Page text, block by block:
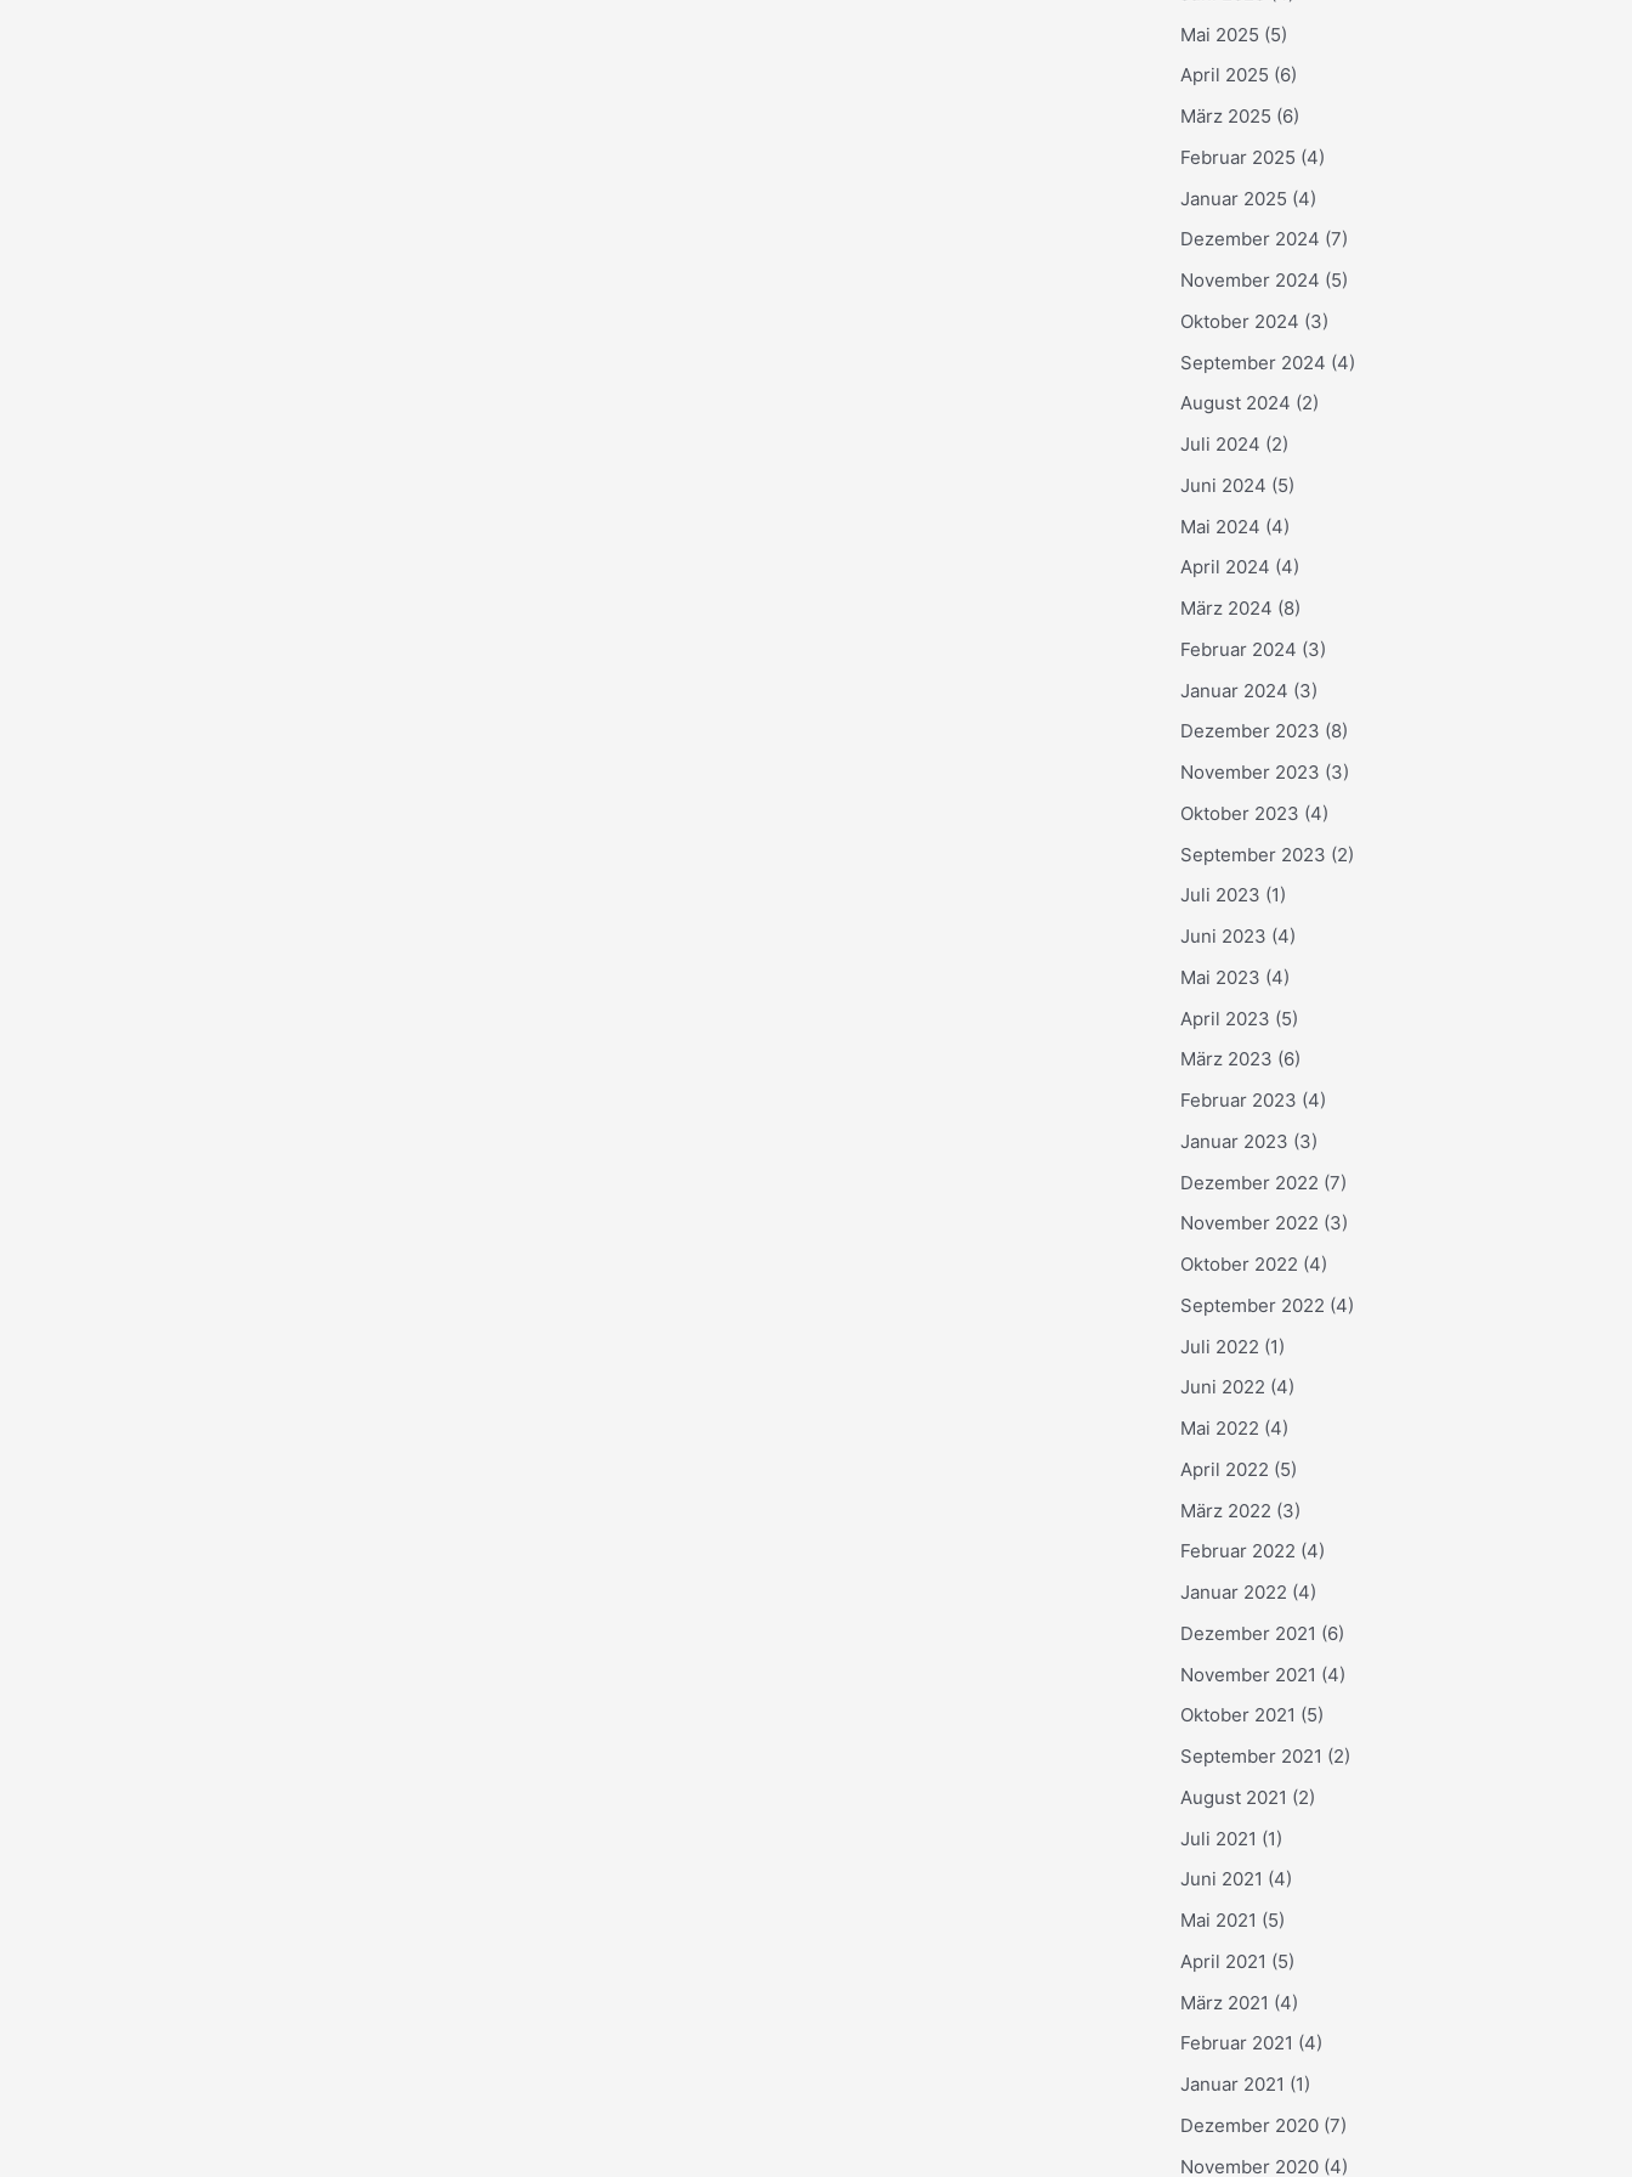
Mai 2025 (5)
April 2025 (6)
März 2025 (6)
Februar 2025 (4)
Januar 2025 (4)
Dezember 2024 (7)
November 2024 (5)
Oktober 2024 (3)
September 2024 (4)
August 2024 (2)
Juli 2024 (2)
Juni 2024 (5)
Mai 2024 (4)
April 2024 (4)
März 2024 (8)
Februar 2024 (3)
Januar 2024 (3)
Dezember 2023 (8)
November 2023 (3)
Oktober 2023 (4)
September 2023 (2)
Juli 2023 (1)
Juni 2023 (4)
Mai 2023 (4)
April 2023 (5)
März 2023 (6)
Februar 2023 (4)
Januar 2023 (3)
Dezember 2022 (7)
November 2022 (3)
Oktober 2022 (4)
September 2022 (4)
Juli 2022 (1)
Juni 2022 (4)
Mai 2022 (4)
April 2022 (5)
März 2022 (3)
Februar 2022 (4)
Januar 2022 (4)
Dezember 2021 (6)
November 2021 (4)
Oktober 2021 (5)
September 2021 (2)
August 2021 (2)
Juli 2021 (1)
Juni 2021 (4)
Mai 2021 (5)
April 2021 (5)
März 2021 (4)
Februar 2021 (4)
Januar 2021 (1)
Dezember 2020 (7)
November 2020 (4)